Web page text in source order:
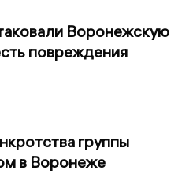
Воронежскую
повреждения
группы
в Воронеже